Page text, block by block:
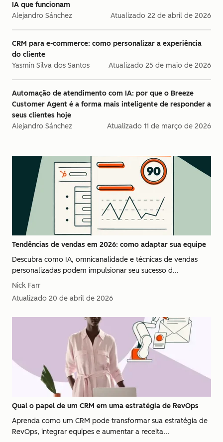
IA que funcionam
Alejandro Sánchez
Atualizado 22 de abril de 2026
CRM para e-commerce: como personalizar a experiência
do cliente
Yasmin Silva dos Santos
Atualizado 25 de maio de 2026
Automação de atendimento com IA: por que o Breeze
Customer Agent é a forma mais inteligente de responder a
seus clientes hoje
Alejandro Sánchez
Atualizado 11 de março de 2026
Tendências de vendas em 2026: como adaptar sua equipe
Descubra como IA, omnicanalidade e técnicas de vendas
personalizadas podem impulsionar seu sucesso d...
Nick Farr
Atualizado 20 de abril de 2026
Qual o papel de um CRM em uma estratégia de RevOps
Aprenda como um CRM pode transformar sua estratégia de
RevOps, integrar equipes e aumentar a receita...